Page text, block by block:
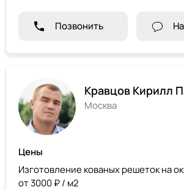
Позвонить
Кравцов Кирилл
Москва
Цены
Изготовление кованых решеток на
от 3000 ₽ / м2